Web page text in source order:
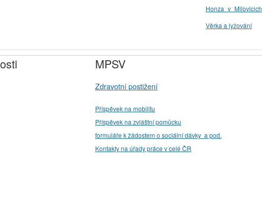
Honza_v_Milovicich
Věrka a lyžování
MPSV
Zdravotní postižení
Příspěvek na mobilitu
Příspěvek na zvláštní pomůcku
formuláře k žádostem o sociální dávky a pod.
Kontakty na úřady práce v celé ČR